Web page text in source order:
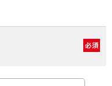
必須